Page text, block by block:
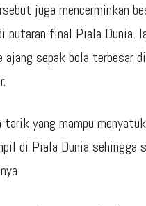
juga mencerminkan
final Piala Dunia.
ajang sepak bola terbesar
yang mampu
di Piala Dunia sehingga